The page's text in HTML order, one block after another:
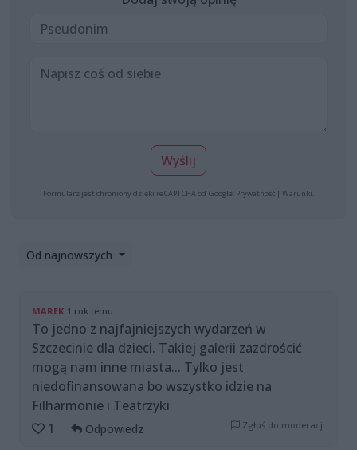
Wyślij
Formularz jest chroniony dzięki reCAPTCHA od Google: Prywatność | Warunki
Od najnowszych
MAREK 1 rok temu
To jedno z najfajniejszych wydarzeń w
Szczecinie dla dzieci. Takiej galerii zazdrościć
mogą nam inne miasta... Tylko jest
niedofinansowana bo wszystko idzie na
Filharmonie i Teatrzyki
1
Odpowiedz Zgłoś do moderacji